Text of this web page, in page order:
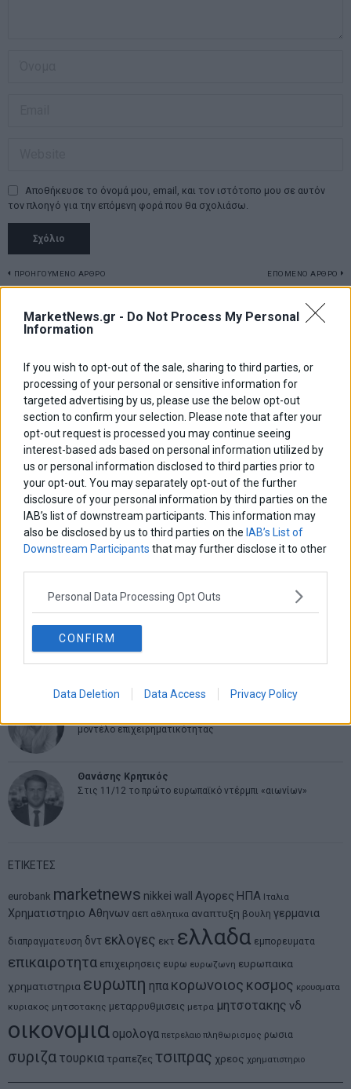
MarketNews.gr - Do Not Process My Personal
Information
If you wish to opt-out of the sale, sharing to third parties, or
processing of your personal or sensitive information for
targeted advertising by us, please use the below opt-out
section to confirm your selection. Please note that after your
opt-out request is processed you may continue seeing
interest-based ads based on personal information utilized by
us or personal information disclosed to third parties prior to
your opt-out. You may separately opt-out of the further
disclosure of your personal information by third parties on the
IAB’s list of downstream participants. This information may
also be disclosed by us to third parties on the IAB’s List of
Downstream Participants that may further disclose it to other
Personal Data Processing Opt Outs
CONFIRM
Data Deletion Data Access Privacy Policy
Αποθήκευσε το όνομά μου, email, και τον ιστότοπο μου σε αυτόν
τον πλοηγό για την επόμενη φορά που θα σχολιάσω.
Πλοήγηση
άρθρων
ΠΡΟΗΓΟΥΜΕΝΟ ΑΡΘΡΟ
συζητήσεις που μας
γυρίζουν 200 χρόνια πίσω»
ΕΠΟΜΕΝΟ ΑΡΘΡΟ
ομολογιών: Οι ξένοι
επενδυτές
ΑΡΘΡΟΓΡΑΦΟΙ
Ελευθερία Κούρταλη
Οι «τιμωροί» των ομολόγων επέστρεψαν
Εύη Φραγκάκη
Η αληθινή παιδεία ξεκινά από την ψυχή…
Σταματίνα Σταματάκου
Η βία κατά των ζώων δεν αντέχει βολικές ερμηνείες
Από την αποθέωση στην καταγγελία: Η Ελλάδα πάντα
Νικόλαος Φουρτζής
μοντέλο επιχειρηματικότητας
Θανάσης Κρητικός
Στις 11/12 το πρώτο ευρωπαϊκό ντέρμπι «αιωνίων»
ΕΤΙΚΕΤΕΣ
eurobank marketnews nikkei wall Αγορες ΗΠΑ Ιταλια
Χρηματιστηριο Αθηνων αεπ αθλητικα αναπτυξη βουλη γερμανια
διαπραγματευση δντ εκλογες εκτ ελλαδα εμπορευματα
επικαιροτητα επιχειρησεις ευρω ευρωζωνη ευρωπαικα
χρηματιστηρια ευρωπη ηπα κορωνοιος κοσμος κρουσματα
κυριακος μητσοτακης μεταρρυθμισεις μετρα μητσοτακης νδ
οικονομια ομολογα πετρελαιο πληθωρισμος ρωσια
συριζα τουρκια τραπεζες τσιπρας χρεος χρηματιστηριο